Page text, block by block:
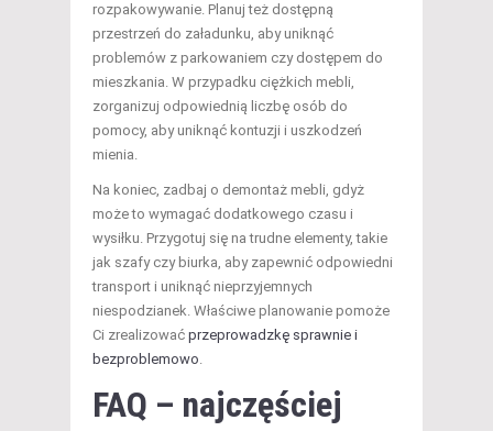
rozpakowywanie. Planuj też dostępną
przestrzeń do załadunku, aby uniknąć
problemów z parkowaniem czy dostępem do
mieszkania. W przypadku ciężkich mebli,
zorganizuj odpowiednią liczbę osób do
pomocy, aby uniknąć kontuzji i uszkodzeń
mienia.
Na koniec, zadbaj o demontaż mebli, gdyż
może to wymagać dodatkowego czasu i
wysiłku. Przygotuj się na trudne elementy, takie
jak szafy czy biurka, aby zapewnić odpowiedni
transport i uniknąć nieprzyjemnych
niespodzianek. Właściwe planowanie pomoże
Ci zrealizować przeprowadzkę sprawnie i
bezproblemowo.
FAQ – najczęściej